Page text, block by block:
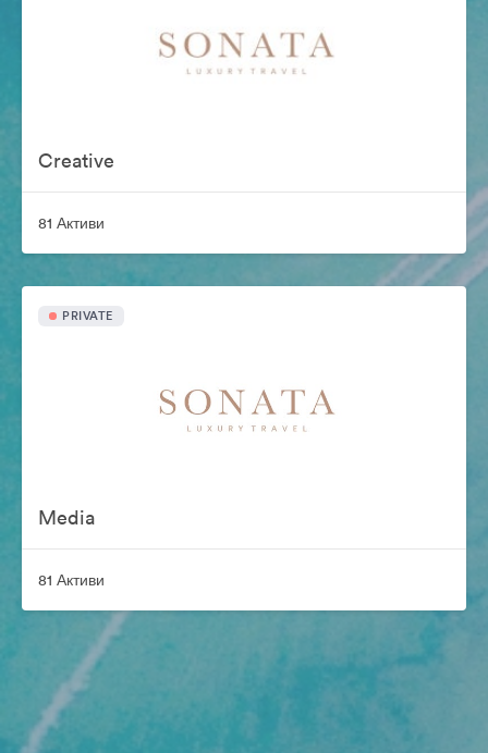
Creative
81 Активи
PRIVATE
Media
81 Активи